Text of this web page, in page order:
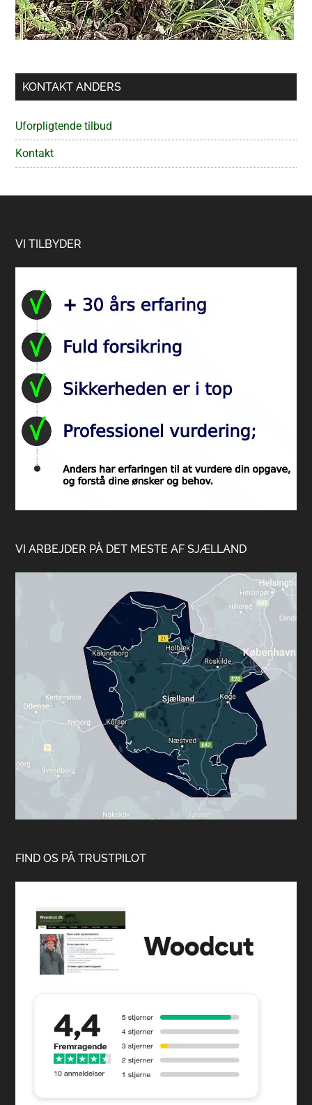
KONTAKT ANDERS
Uforpligtende tilbud
Kontakt
Footer
VI TILBYDER
VI ARBEJDER PÅ DET MESTE AF SJÆLLAND
FIND OS PÅ TRUSTPILOT